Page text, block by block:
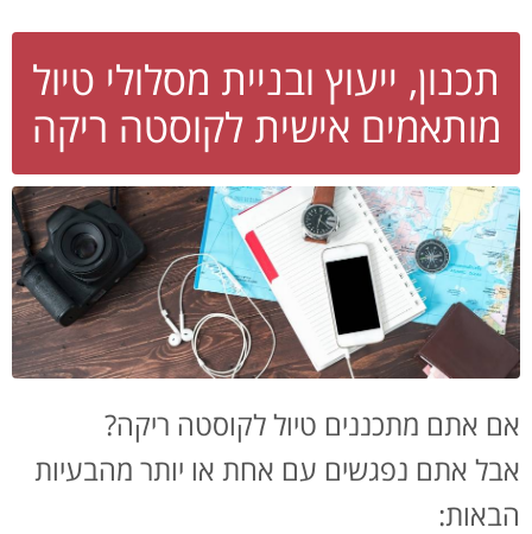
תכנון, ייעוץ ובניית מסלולי טיול
מותאמים אישית לקוסטה ריקה
אם אתם מתכננים טיול לקוסטה ריקה?
אבל אתם נפגשים עם אחת או יותר מהבעיות
הבאות: